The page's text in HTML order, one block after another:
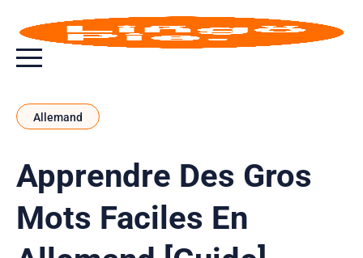
Bouton bascule de menu
Allemand
Apprendre Des Gros
Mots Faciles En